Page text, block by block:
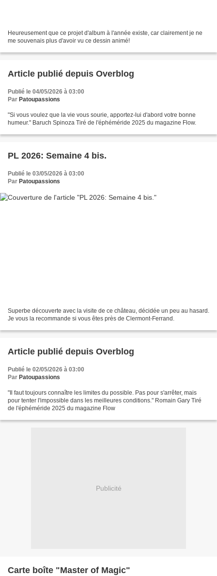
Heureusement que ce projet d'album à l'année existe, car clairement je ne
me souvenais plus d'avoir vu ce dessin animé!
Article publié depuis Overblog
Publié le 04/05/2026 à 03:00
Par Patoupassions
"Si vous voulez que la vie vous sourie, apportez-lui d'abord votre bonne
humeur." Baruch Spinoza Tiré de l'éphéméride 2025 du magazine Flow.
PL 2026: Semaine 4 bis.
Publié le 03/05/2026 à 03:00
Par Patoupassions
Superbe découverte avec la visite de ce château, décidée un peu au hasard.
Je vous la recommande si vous êtes près de Clermont-Ferrand.
Article publié depuis Overblog
Publié le 02/05/2026 à 03:00
Par Patoupassions
"Il faut toujours connaître les limites du possible. Pas pour s'arrêter, mais
pour tenter l'impossible dans les meilleures conditions." Romain Gary Tiré
de l'éphéméride 2025 du magazine Flow
Publicité
Carte boîte "Master of Magic"